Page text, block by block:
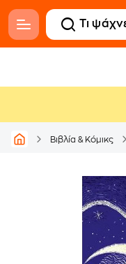
Βιβλία & Κόμικς